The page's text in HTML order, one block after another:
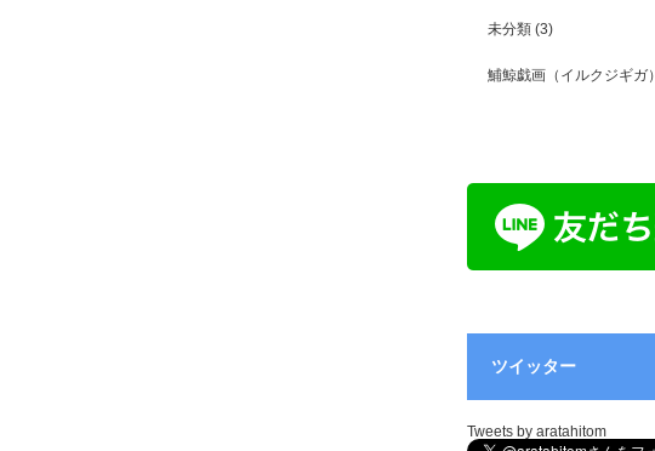
未分類 (3)
鯆鯨戯画（イルクジギガ）
ツイッター
Tweets by aratahitom